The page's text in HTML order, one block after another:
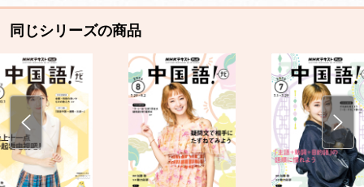
同じシリーズの商品